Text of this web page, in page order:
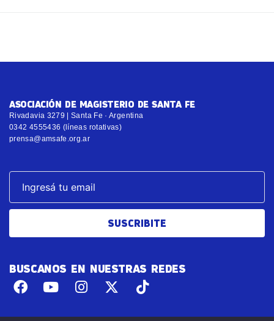
ASOCIACIÓN DE MAGISTERIO DE SANTA FE
Rivadavia 3279 | Santa Fe · Argentina
0342 4555436 (líneas rotativas)
prensa@amsafe.org.ar
SUSCRIBITE
BUSCANOS EN NUESTRAS REDES